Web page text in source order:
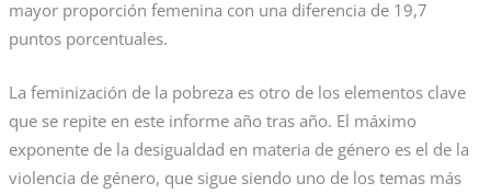
mayor proporción femenina con una diferencia de 19,7
puntos porcentuales.
La feminización de la pobreza es otro de los elementos clave
que se repite en este informe año tras año. El máximo
exponente de la desigualdad en materia de género es el de la
violencia de género, que sigue siendo uno de los temas más